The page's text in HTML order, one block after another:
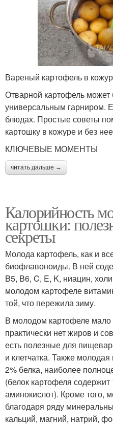
Вареный картофель в
Отварной картофель
универсальным гарниром.
блюдах. Простые советы
картошку в кожуре и без
КЛЮЧЕВЫЕ МОМЕНТЫ
читать дальше →
Калорийность
картошки:
секреты
Молода картофель, как и
биофлавоноиды. В ней
B5, B6, C, E, K, ниацин,
молодом картофеле
той, что пережила зиму.
В молодом картофеле мало
практически нет жиров и
есть полезные для
и клетчатка. Также
2% белка, наиболее
(белок картофеля
аминокислот). Кроме того,
благодаря ряду
кальций, магний, натрий,